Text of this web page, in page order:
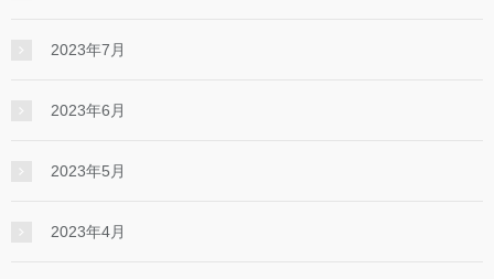
2023年7月
2023年6月
2023年5月
2023年4月